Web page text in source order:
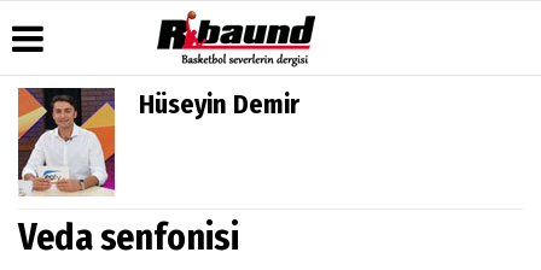
Üye Paneli
Haber
Arşivi
Gazete
Arşivi
Manşetleri
Anketler
Hüseyin Demir
Veda senfonisi